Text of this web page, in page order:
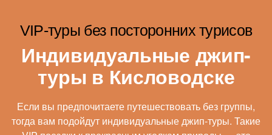
VIP-туры без посторонних турисов
Индивидуальные джип-
туры в Кисловодске
Если вы предпочитаете путешествовать без группы,
тогда вам подойдут индивидуальные джип-туры. Такие